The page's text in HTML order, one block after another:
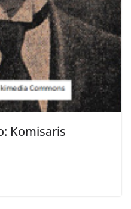
Komisaris